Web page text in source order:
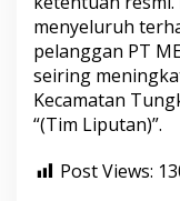
menyeluruh
pelanggan PT
seiring
Kecamatan
“(Tim Liputan)”.
Post Views: